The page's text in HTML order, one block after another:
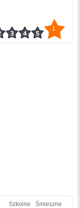
1
Szkolne Śmieszne